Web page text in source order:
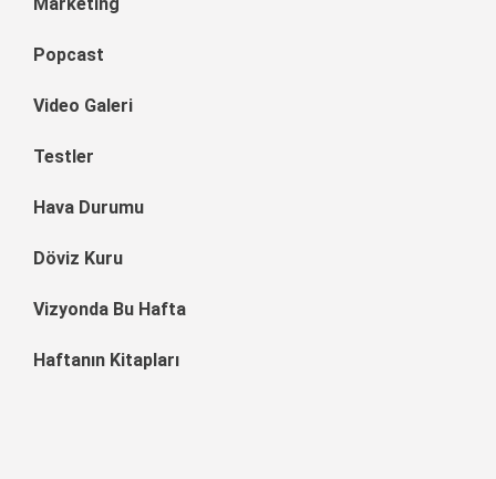
Popcast
Video Galeri
Testler
Hava Durumu
Döviz Kuru
Vizyonda Bu Hafta
Haftanın Kitapları